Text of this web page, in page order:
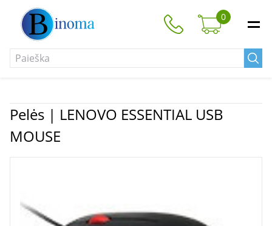
0
Pelės | LENOVO ESSENTIAL USB
MOUSE